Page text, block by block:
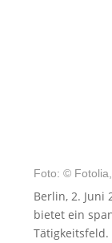
Foto: ©
Berlin, 2. Juni
bietet ein